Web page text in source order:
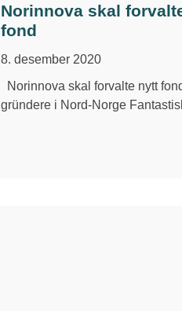
Norinnova skal
fond
8. desember 2020
Norinnova skal forvalte nytt
gründere i Nord-Norge